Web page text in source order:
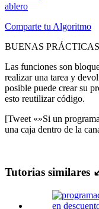
ablero
Comparte tu Algoritmo
BUENAS PRÁCTICAS
Las funciones son
realizar una tarea y
posible puede crear su
esto reutilizar código.
[Tweet «»Si un
una caja dentro de la
Tutorias similares